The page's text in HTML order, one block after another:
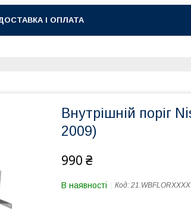
І ОПЛАТА
Внутрішній поріг
2009)
990 ₴
В наявності Код: